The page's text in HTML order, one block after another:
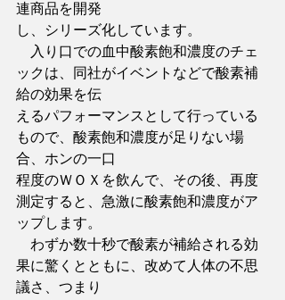
連商品を開発
し、シリーズ化しています。
入り口での血中酸素飽和濃度のチェ
ックは、同社がイベントなどで酸素補
給の効果を伝
えるパフォーマンスとして行っている
もので、酸素飽和濃度が足りない場
合、ホンの一口
程度のＷＯＸを飲んで、その後、再度
測定すると、急激に酸素飽和濃度がア
ップします。
わずか数十秒で酸素が補給される効
果に驚くとともに、改めて人体の不思
議さ、つまり